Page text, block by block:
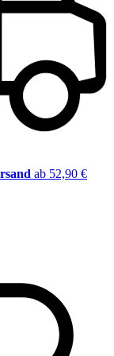
ab 52,90 €